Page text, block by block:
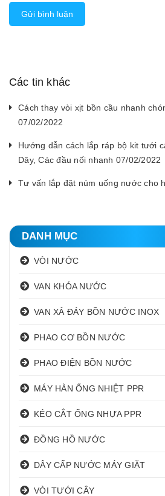
Gửi bình luận
Các tin khác
Cách thay vòi xịt bồn cầu nhanh
07/02/2022
Hướng dẫn cách lắp ráp bộ kit tưới
Dây, Các đầu nối nhanh 07/02/2022
Tư vấn lắp đặt núm uống nước cho
DANH MỤC
VÒI NƯỚC
VAN KHÓA NƯỚC
VAN XẢ ĐÁY BỒN NƯỚC INOX
PHAO CƠ BỒN NƯỚC
PHAO ĐIỆN BỒN NƯỚC
MÁY HÀN ỐNG NHIỆT PPR
KÉO CẮT ỐNG NHỰA PPR
ĐỒNG HỒ NƯỚC
DÂY CẤP NƯỚC MÁY GIẶT
VÒI TƯỚI CÂY